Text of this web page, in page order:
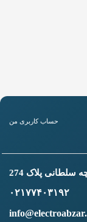
حساب کاربری من
پلاک 274
۰۲۱۷۷۴۰۳۱۹۲